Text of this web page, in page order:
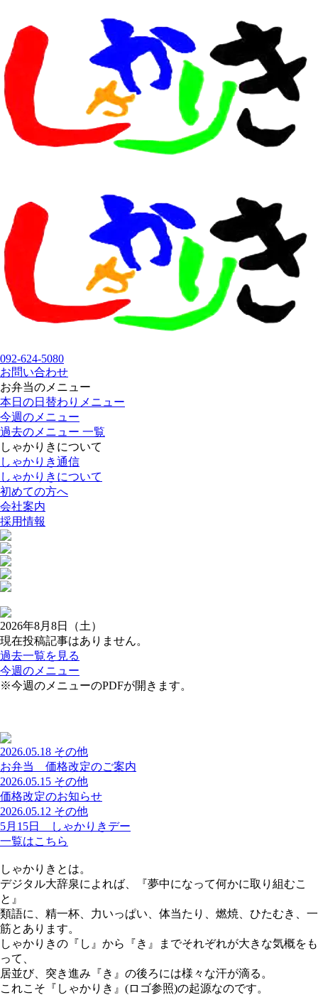
092-624-5080
お問い合わせ
お弁当のメニュー
本日の日替わりメニュー
今週のメニュー
過去のメニュー 一覧
しゃかりきについて
しゃかりき通信
しゃかりきについて
初めての方へ
会社案内
採用情報
2026年8月8日（土）
現在投稿記事はありません。
過去一覧を見る
今週のメニュー
※今週のメニューのPDFが開きます。
2026.05.18 その他
お弁当 価格改定のご案内
2026.05.15 その他
価格改定のお知らせ
2026.05.12 その他
5月15日 しゃかりきデー
一覧はこちら
しゃかりきとは。
デジタル大辞泉によれば、『夢中になって何かに取り組むこ
と』
類語に、精一杯、力いっぱい、体当たり、燃焼、ひたむき、一
筋とあります。
しゃかりきの『し』から『き』までそれぞれが大きな気概をも
って、
居並び、突き進み『き』の後ろには様々な汗が滴る。
これこそ『しゃかりき』(ロゴ参照)の起源なのです。